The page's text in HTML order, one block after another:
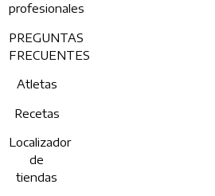
profesionales
PREGUNTAS
FRECUENTES
Atletas
Recetas
Localizador
de
tiendas